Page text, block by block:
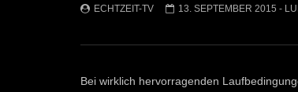
ECHTZEIT-TV 13. SEPTEMBER 2015 -
Bei wirklich hervorragenden